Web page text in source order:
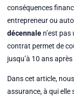
conséquences
entrepreneur ou
décennalen’est pas
contrat permet de
jusqu’à 10 ans
Dans cet article,
assurance, à qui elle